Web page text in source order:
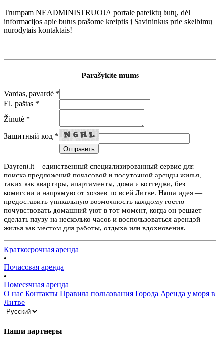
Trumpam NEADMINISTRUOJA portale pateiktų butų, dėl
informacijos apie butus prašome kreiptis į Savininkus prie skelbimų
nurodytais kontaktais!
Parašykite mums
Vardas, pavardė *
El. paštas *
Žinutė *
Защитный код *
Dayrent.lt – единственный специализированный сервис для
поиска предложений почасовой и посуточной аренды жилья,
таких как квартиры, апартаменты, дома и коттеджи, без
комиссии и напрямую от хозяев по всей Литве. Наша идея —
предоставить уникальную возможность каждому гостю
почувствовать домашний уют в тот момент, когда он решает
сделать паузу на несколько часов и воспользоваться арендой
жилья как местом для работы, отдыха или вдохновения.
Краткосрочная аренда
•
Почасовая аренда
•
Помесячная аренда
О нас Контакты Правила пользования Города Аренда у моря в
Литве
Наши партнёры